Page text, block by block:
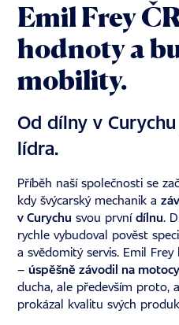
Emil Frey
hodnoty a
mobility.
Od dílny v
lídra.
Příběh naší společnosti se
kdy švýcarský mechanik a
v Curychu svou prvnídílnu.
rychle vybudoval pověst
a svědomitý servis. Emil
–úspěšně závodil na
ducha, ale především proto,
prokázal kvalitu svých